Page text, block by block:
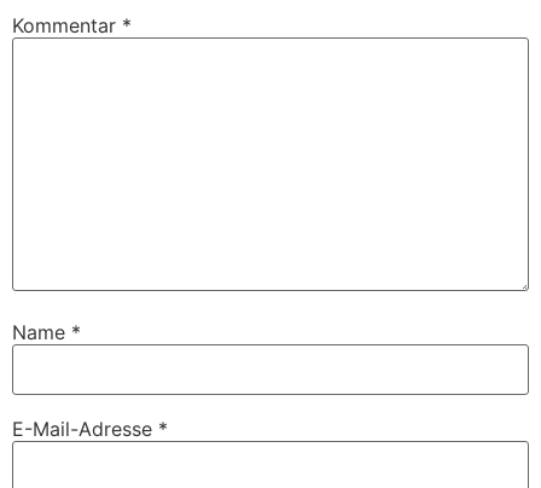
Kommentar *
Name *
E-Mail-Adresse *